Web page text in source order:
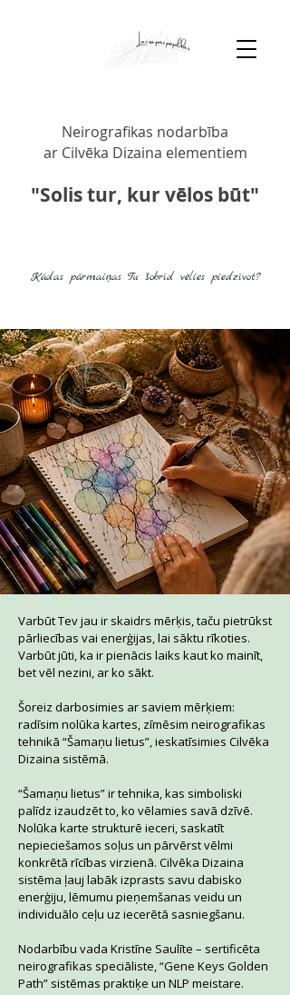
Neirografikas nodarbība
ar Cilvēka Dizaina elementiem
"Solis tur, kur vēlos būt"
Kādas pārmaiņas Tu šobrīd vēlies piedzīvot?
Varbūt Tev jau ir skaidrs mērķis, taču pietrūkst
pārliecības vai enerģijas, lai sāktu rīkoties.
Varbūt jūti, ka ir pienācis laiks kaut ko mainīt,
bet vēl nezini, ar ko sākt.
Šoreiz darbosimies ar saviem mērķiem:
radīsim nolūka kartes, zīmēsim neirografikas
tehnikā “Šamaņu lietus”, ieskatīsimies Cilvēka
Dizaina sistēmā.
“Šamaņu lietus” ir tehnika, kas simboliski
palīdz izaudzēt to, ko vēlamies savā dzīvē.
Nolūka karte strukturē ieceri, saskatīt
nepieciešamos soļus un pārvērst vēlmi
konkrētā rīcības virzienā. Cilvēka Dizaina
sistēma ļauj labāk izprasts savu dabisko
enerģiju, lēmumu pieņemšanas veidu un
individuālo ceļu uz iecerētā sasniegšanu.
Nodarbību vada Kristīne Saulīte – sertificēta
neirografikas speciāliste, “Gene Keys Golden
Path” sistēmas praktiķe un NLP meistare.